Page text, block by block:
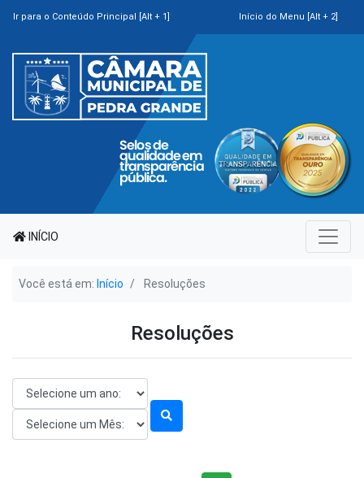
Ir para o Conteúdo Principal [Alt + 1] Início do Menu [Alt + 2]
INÍCIO
Você está em: Início Resoluções
Resoluções